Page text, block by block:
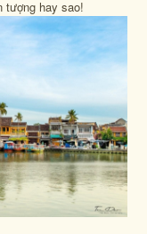
tượng hay sao!